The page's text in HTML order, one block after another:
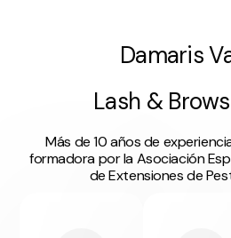
Damaris
Lash &
Más de 10 años de
formadora por laAsociación
de Extensiones de